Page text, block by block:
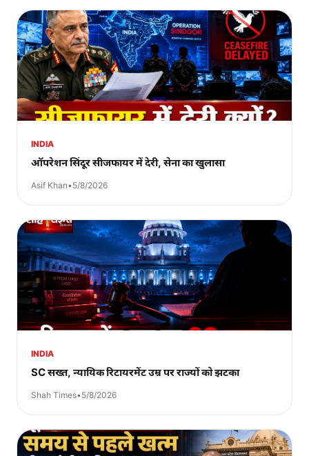
INDIA
ऑपरेशन सिंदूर सीजफायर में देरी, सेना का खुलासा
Asif Khan•5/8/2026
INDIA
SC सख्त, न्यायिक रिटायरमेंट उम्र पर राज्यों को झटका
Shah Times•5/8/2026